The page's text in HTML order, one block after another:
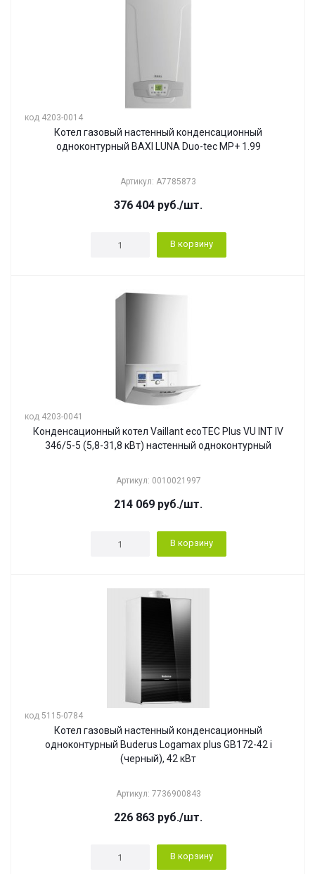
код 4203-0014
Котел газовый настенный конденсационный
одноконтурный BAXI LUNA Duo-tec MP+ 1.99
Артикул: A7785873
376 404 руб./шт.
В корзину
код 4203-0041
Конденсационный котел Vaillant ecoTEC Plus VU INT IV
346/5-5 (5,8-31,8 кВт) настенный одноконтурный
Артикул: 0010021997
214 069 руб./шт.
В корзину
код 5115-0784
Котел газовый настенный конденсационный
одноконтурный Buderus Logamax plus GB172-42 i
(черный), 42 кВт
Артикул: 7736900843
226 863 руб./шт.
В корзину